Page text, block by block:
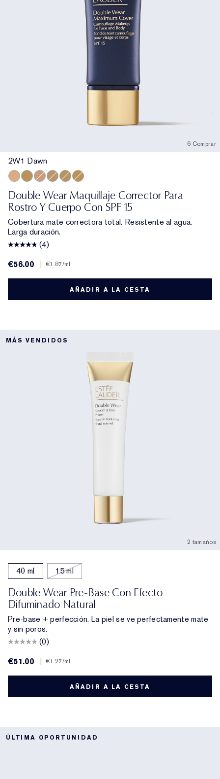
6 Comprar
2W1 Dawn
Double Wear Maquillaje Corrector Para
Rostro Y Cuerpo Con SPF 15
Cobertura mate correctora total. Resistente al agua.
Larga duración.
(4)
€56.00
€1.87/ml
AÑADIR A LA CESTA
MÁS VENDIDOS
2 tamaños
40 ml 15 ml
Double Wear Pre-Base Con Efecto
Difuminado Natural
Pre-base + perfección. La piel se ve perfectamente mate
y sin poros.
(0)
€51.00
€1.27/ml
AÑADIR A LA CESTA
ÚLTIMA OPORTUNIDAD